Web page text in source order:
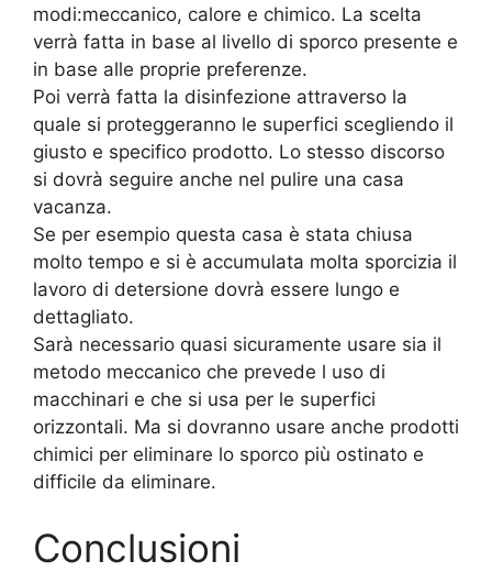
modi:meccanico, calore e chimico. La scelta
verrà fatta in base al livello di sporco presente e
in base alle proprie preferenze.
Poi verrà fatta la disinfezione attraverso la
quale si proteggeranno le superfici scegliendo il
giusto e specifico prodotto. Lo stesso discorso
si dovrà seguire anche nel pulire una casa
vacanza.
Se per esempio questa casa è stata chiusa
molto tempo e si è accumulata molta sporcizia il
lavoro di detersione dovrà essere lungo e
dettagliato.
Sarà necessario quasi sicuramente usare sia il
metodo meccanico che prevede l uso di
macchinari e che si usa per le superfici
orizzontali. Ma si dovranno usare anche prodotti
chimici per eliminare lo sporco più ostinato e
difficile da eliminare.
Conclusioni